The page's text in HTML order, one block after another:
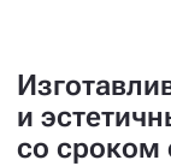
и
со сроком